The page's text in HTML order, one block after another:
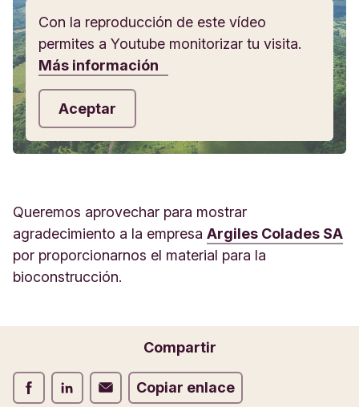
Youtube
Con la reproducción de este vídeo
permites a Youtube monitorizar tu visita.
Más información
Aceptar
Queremos aprovechar para mostrar
agradecimiento a la empresa Argiles Colades SA
por proporcionarnos el material para la
bioconstrucción.
Compartir
Compartir Facebook
Compartir LinkedIn
Compartir Correo electrónico
Copiar enlace